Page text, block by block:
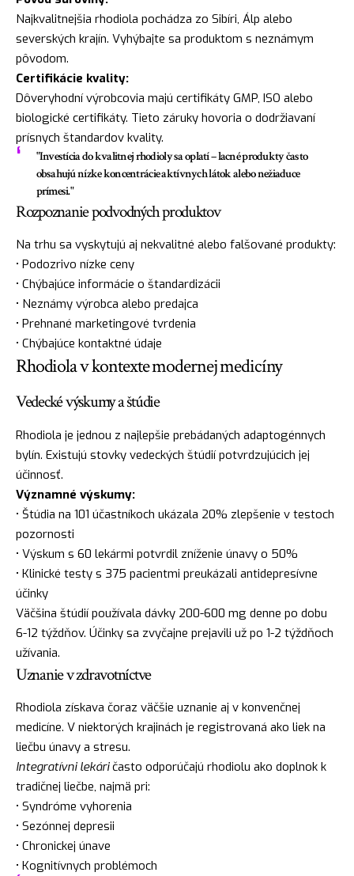
Najkvalitnejšia rhodiola pochádza zo Sibíri, Álp alebo
severských krajín. Vyhýbajte sa produktom s neznámym
pôvodom.
Certifikácie kvality:
Dôveryhodní výrobcovia majú certifikáty GMP, ISO alebo
biologické certifikáty. Tieto záruky hovoria o dodržiavaní
prísnych štandardov kvality.
"Investícia do kvalitnej rhodioly sa oplatí – lacné produkty často
obsahujú nízke koncentrácie aktívnych látok alebo nežiaduce
prímesi."
Rozpoznanie podvodných produktov
Na trhu sa vyskytujú aj nekvalitné alebo falšované produkty:
• Podozrivo nízke ceny
• Chýbajúce informácie o štandardizácii
• Neznámy výrobca alebo predajca
• Prehnané marketingové tvrdenia
• Chýbajúce kontaktné údaje
Rhodiola v kontexte modernej medicíny
Vedecké výskumy a štúdie
Rhodiola je jednou z najlepšie prebádaných adaptogénnych
bylín. Existujú stovky vedeckých štúdií potvrdzujúcich jej
účinnosť.
Významné výskumy:
• Štúdia na 101 účastníkoch ukázala 20% zlepšenie v testoch
pozornosti
• Výskum s 60 lekármi potvrdil zníženie únavy o 50%
• Klinické testy s 375 pacientmi preukázali antidepresívne
účinky
Väčšina štúdií používala dávky 200-600 mg denne po dobu
6-12 týždňov. Účinky sa zvyčajne prejavili už po 1-2 týždňoch
užívania.
Uznanie v zdravotníctve
Rhodiola získava čoraz väčšie uznanie aj v konvenčnej
medicíne. V niektorých krajinách je registrovaná ako liek na
liečbu únavy a stresu.
Integratívni lekáričasto odporúčajú rhodiolu ako doplnok k
tradičnej liečbe, najmä pri:
• Syndróme vyhorenia
• Sezónnej depresii
• Chronickej únave
• Kognitívnych problémoch